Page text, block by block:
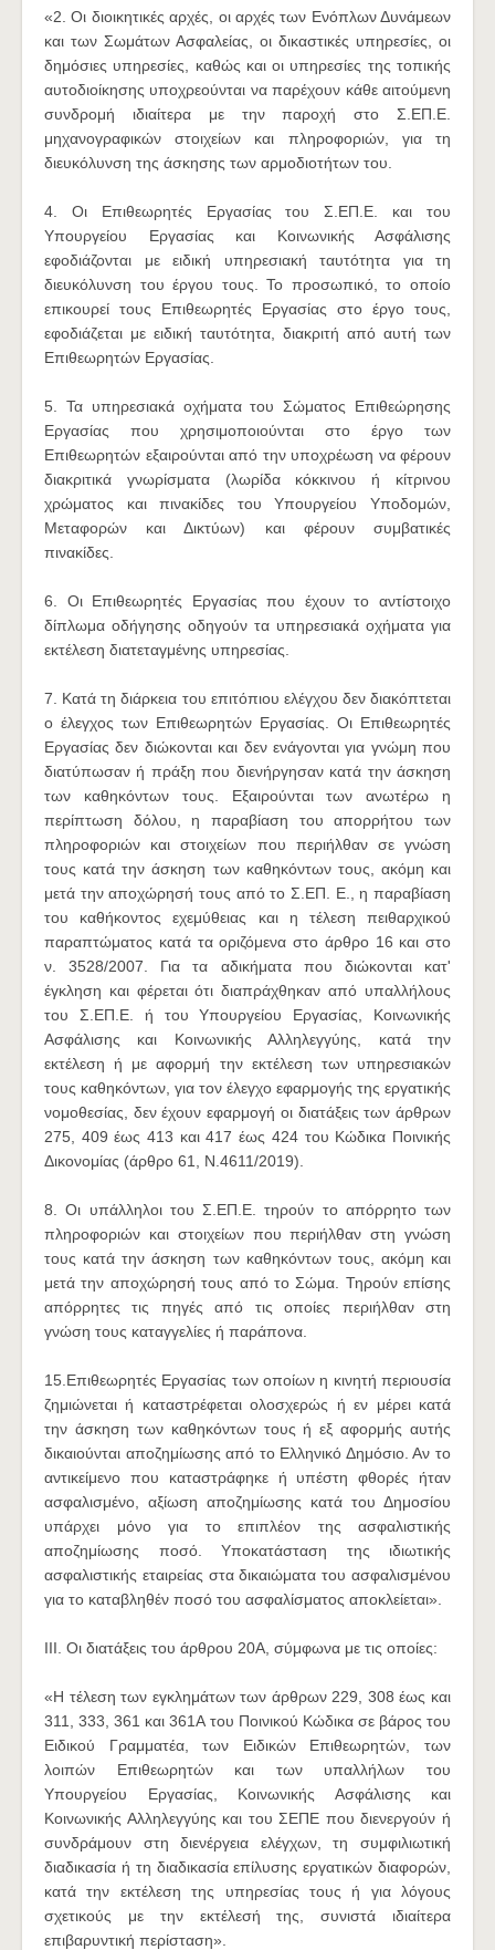
«2. Οι διοικητικές αρχές, οι αρχές των Ενόπλων Δυνάμεων
και των Σωμάτων Ασφαλείας, οι δικαστικές υπηρεσίες, οι
δημόσιες υπηρεσίες, καθώς και οι υπηρεσίες της τοπικής
αυτοδιοίκησης υποχρεούνται να παρέχουν κάθε αιτούμενη
συνδρομή ιδιαίτερα με την παροχή στο Σ.ΕΠ.Ε.
μηχανογραφικών στοιχείων και πληροφοριών, για τη
διευκόλυνση της άσκησης των αρμοδιοτήτων του.
4. Οι Επιθεωρητές Εργασίας του Σ.ΕΠ.Ε. και του
Υπουργείου Εργασίας και Κοινωνικής Ασφάλισης
εφοδιάζονται με ειδική υπηρεσιακή ταυτότητα για τη
διευκόλυνση του έργου τους. Το προσωπικό, το οποίο
επικουρεί τους Επιθεωρητές Εργασίας στο έργο τους,
εφοδιάζεται με ειδική ταυτότητα, διακριτή από αυτή των
Επιθεωρητών Εργασίας.
5. Τα υπηρεσιακά οχήματα του Σώματος Επιθεώρησης
Εργασίας που χρησιμοποιούνται στο έργο των
Επιθεωρητών εξαιρούνται από την υποχρέωση να φέρουν
διακριτικά γνωρίσματα (λωρίδα κόκκινου ή κίτρινου
χρώματος και πινακίδες του Υπουργείου Υποδομών,
Μεταφορών και Δικτύων) και φέρουν συμβατικές
πινακίδες.
6. Οι Επιθεωρητές Εργασίας που έχουν το αντίστοιχο
δίπλωμα οδήγησης οδηγούν τα υπηρεσιακά οχήματα για
εκτέλεση διατεταγμένης υπηρεσίας.
7. Κατά τη διάρκεια του επιτόπιου ελέγχου δεν διακόπτεται
ο έλεγχος των Επιθεωρητών Εργασίας. Οι Επιθεωρητές
Εργασίας δεν διώκονται και δεν ενάγονται για γνώμη που
διατύπωσαν ή πράξη που διενήργησαν κατά την άσκηση
των καθηκόντων τους. Εξαιρούνται των ανωτέρω η
περίπτωση δόλου, η παραβίαση του απορρήτου των
πληροφοριών και στοιχείων που περιήλθαν σε γνώση
τους κατά την άσκηση των καθηκόντων τους, ακόμη και
μετά την αποχώρησή τους από το Σ.ΕΠ. Ε., η παραβίαση
του καθήκοντος εχεμύθειας και η τέλεση πειθαρχικού
παραπτώματος κατά τα οριζόμενα στο άρθρο 16 και στο
ν. 3528/2007. Για τα αδικήματα που διώκονται κατ'
έγκληση και φέρεται ότι διαπράχθηκαν από υπαλλήλους
του Σ.ΕΠ.Ε. ή του Υπουργείου Εργασίας, Κοινωνικής
Ασφάλισης και Κοινωνικής Αλληλεγγύης, κατά την
εκτέλεση ή με αφορμή την εκτέλεση των υπηρεσιακών
τους καθηκόντων, για τον έλεγχο εφαρμογής της εργατικής
νομοθεσίας, δεν έχουν εφαρμογή οι διατάξεις των άρθρων
275, 409 έως 413 και 417 έως 424 του Κώδικα Ποινικής
Δικονομίας (άρθρο 61, Ν.4611/2019).
8. Οι υπάλληλοι του Σ.ΕΠ.Ε. τηρούν το απόρρητο των
πληροφοριών και στοιχείων που περιήλθαν στη γνώση
τους κατά την άσκηση των καθηκόντων τους, ακόμη και
μετά την αποχώρησή τους από το Σώμα. Τηρούν επίσης
απόρρητες τις πηγές από τις οποίες περιήλθαν στη
γνώση τους καταγγελίες ή παράπονα.
15.Επιθεωρητές Εργασίας των οποίων η κινητή περιουσία
ζημιώνεται ή καταστρέφεται ολοσχερώς ή εν μέρει κατά
την άσκηση των καθηκόντων τους ή εξ αφορμής αυτής
δικαιούνται αποζημίωσης από το Ελληνικό Δημόσιο. Αν το
αντικείμενο που καταστράφηκε ή υπέστη φθορές ήταν
ασφαλισμένο, αξίωση αποζημίωσης κατά του Δημοσίου
υπάρχει μόνο για το επιπλέον της ασφαλιστικής
αποζημίωσης ποσό. Υποκατάσταση της ιδιωτικής
ασφαλιστικής εταιρείας στα δικαιώματα του ασφαλισμένου
για το καταβληθέν ποσό του ασφαλίσματος αποκλείεται».
ΙΙΙ. Οι διατάξεις του άρθρου 20Α, σύμφωνα με τις οποίες:
«Η τέλεση των εγκλημάτων των άρθρων 229, 308 έως και
311, 333, 361 και 361Α του Ποινικού Κώδικα σε βάρος του
Ειδικού Γραμματέα, των Ειδικών Επιθεωρητών, των
λοιπών Επιθεωρητών και των υπαλλήλων του
Υπουργείου Εργασίας, Κοινωνικής Ασφάλισης και
Κοινωνικής Αλληλεγγύης και του ΣΕΠΕ που διενεργούν ή
συνδράμουν στη διενέργεια ελέγχων, τη συμφιλιωτική
διαδικασία ή τη διαδικασία επίλυσης εργατικών διαφορών,
κατά την εκτέλεση της υπηρεσίας τους ή για λόγους
σχετικούς με την εκτέλεσή της, συνιστά ιδιαίτερα
επιβαρυντική περίσταση».